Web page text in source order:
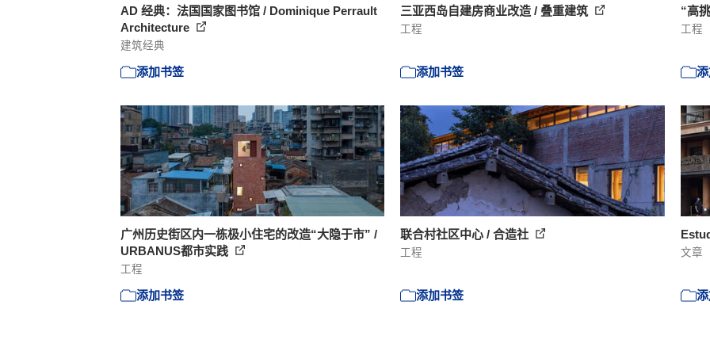
AD 经典：法国国家图书馆 / Dominique Perrault
Architecture
建筑经典
添加书签
三亚西岛自建房商业改造 / 叠重建筑
工程
添加书签
“高
工程
广州历史街区内一栋极小住宅的改造“大隐于市” /
URBANUS都市实践
工程
添加书签
联合村社区中心 / 合造社
工程
添加书签
文章